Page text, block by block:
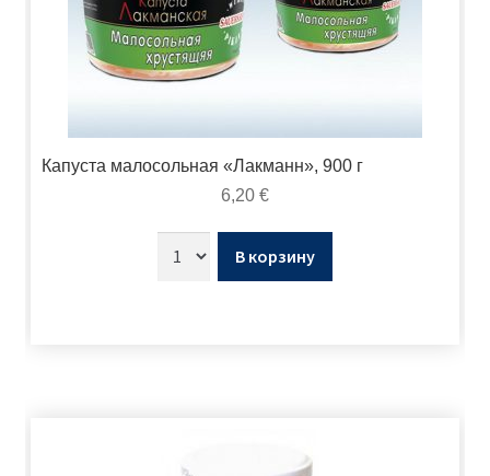
Капуста малосольная «Лакманн», 900 г
6,20 €
В корзину